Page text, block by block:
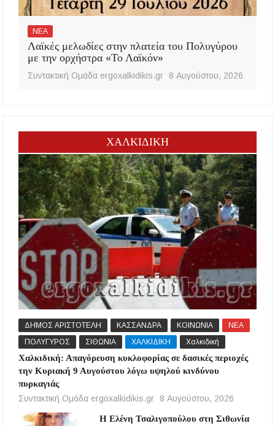
ΝΕΑ
Λαϊκές μελωδίες στην πλατεία του Πολυγύρου
με την ορχήστρα «Το Λαϊκόν»
Συντακτική Ομάδα ergoxalkidikis.gr 8 Αυγούστου, 2026
ΧΑΛΚΙΔΙΚΗ
ΔΗΜΟΣ ΑΡΙΣΤΟΤΕΛΗ ΚΑΣΣΑΝΔΡΑ ΚΟΙΝΩΝΙΑ
ΝΕΑ
ΠΟΛΥΓΥΡΟΣ
ΣΙΘΩΝΙΑ ΧΑΛΚΙΔΙΚΗ Χαλκιδική
Χαλκιδική: Απαγόρευση κυκλοφορίας σε δασικές περιοχές
την Κυριακή 9 Αυγούστου λόγω υψηλού κινδύνου
πυρκαγιάς
Συντακτική Ομάδα ergoxalkidikis.gr
8 Αυγούστου, 2026
Η Ελένη Τσαλιγοπούλου στη Σιθωνία